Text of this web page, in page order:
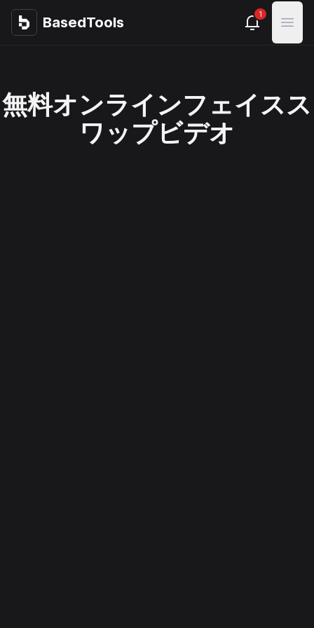
BasedTools
BasedTools 1
Open
無料オンラインフェイスス
ワップビデオ